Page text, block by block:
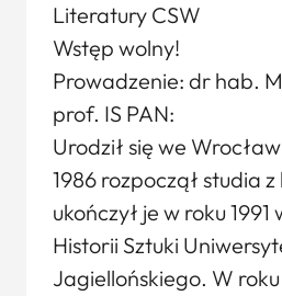
Literatury CSW
Wstęp wolny!
Prowadzenie: dr hab.
prof. IS PAN:
Urodził się we
1986 rozpoczął studia
ukończył je w roku 1991
Historii Sztuki
Jagiellońskiego. W roku